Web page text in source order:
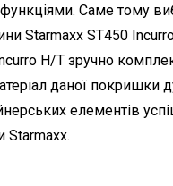
Саме тому
Starmaxx ST450
H/T зручно
даної
елементів
Starmaxx.